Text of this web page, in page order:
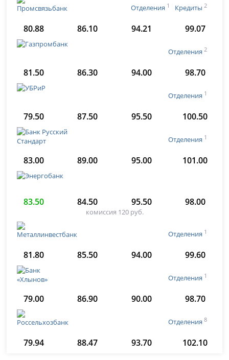
Отделения 1 Кредиты 2
80.88 86.10 94.21 99.07
Отделения 2
81.50 86.30 94.00 98.70
Отделения 1
79.50 87.50 95.50 100.50
Отделения 1
83.00 89.00 95.00 101.00
83.50 84.50 95.50 98.00
комиссия 120 руб.
Отделения 1
81.80 85.50 94.00 99.60
Отделения 1
79.00 86.90 90.00 98.70
Отделения 8
79.94 88.47 93.70 102.10